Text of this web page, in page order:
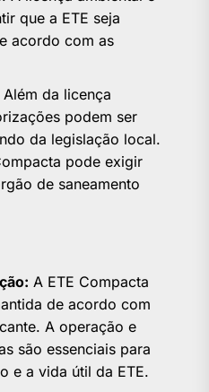
que a ETE seja
acordo com as
Além da licença
podem ser
da legislação local.
pode exigir
de saneamento
A ETE Compacta
de acordo com
A operação e
são essenciais para
e a vida útil da ETE.